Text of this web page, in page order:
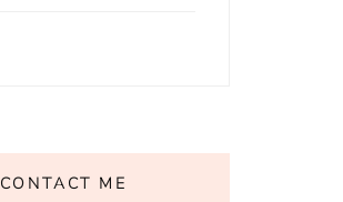
CONTACT ME